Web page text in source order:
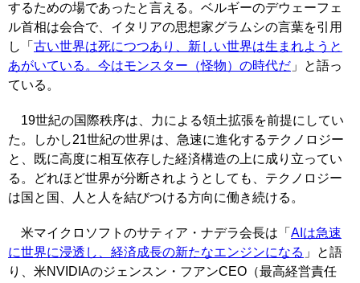
するための場であったと言える。ベルギーのデウェーフェ
ル首相は会合で、イタリアの思想家グラムシの言葉を引用
し「 古い世界は死につつあり、新しい世界は生まれようと
あがいている。今はモンスター（怪物）の時代だ 」と語っ
ている。
19世紀の国際秩序は、力による領土拡張を前提にしてい
た。しかし21世紀の世界は、急速に進化するテクノロジー
と、既に高度に相互依存した経済構造の上に成り立ってい
る。どれほど世界が分断されようとしても、テクノロジー
は国と国、人と人を結びつける方向に働き続ける。
米マイクロソフトのサティア・ナデラ会長は「 AIは急速
に世界に浸透し、経済成長の新たなエンジンになる 」と語
り、米NVIDIAのジェンスン・フアンCEO（最高経営責任